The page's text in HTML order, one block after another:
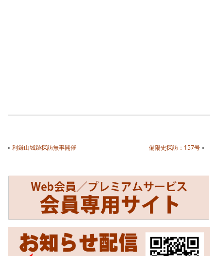
«利鎌山城跡探訪無事開催 備陽史探訪：157号»